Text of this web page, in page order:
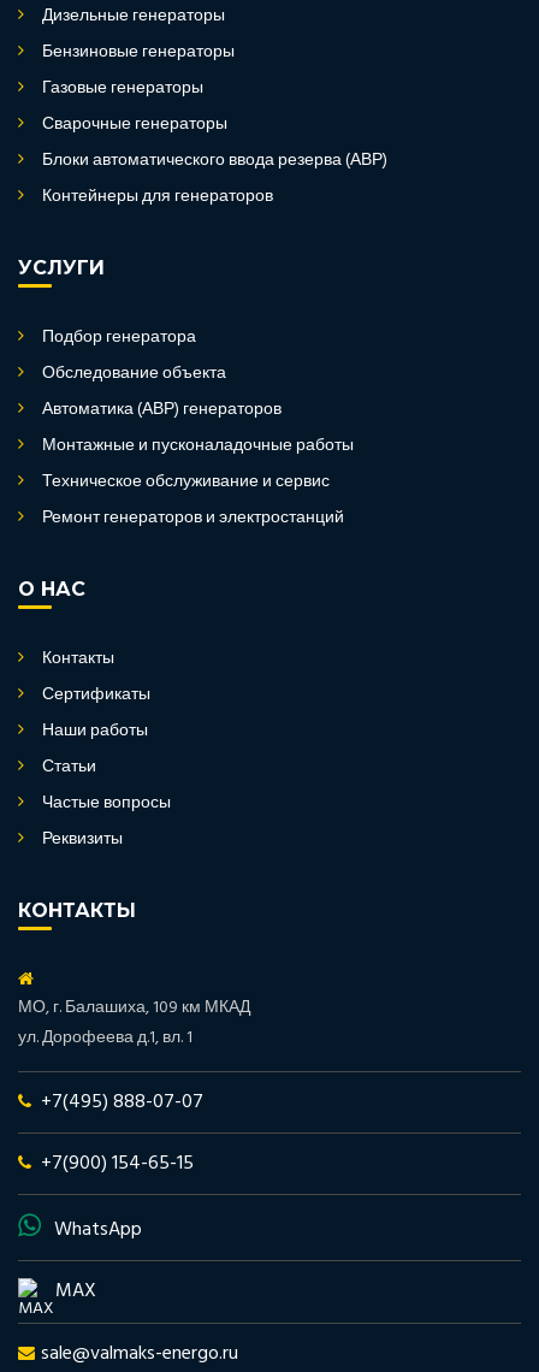
Дизельные генераторы
Бензиновые генераторы
Газовые генераторы
Сварочные генераторы
Блоки автоматического ввода резерва (АВР)
Контейнеры для генераторов
УСЛУГИ
Подбор генератора
Обследование объекта
Автоматика (АВР) генераторов
Монтажные и пусконаладочные работы
Техническое обслуживание и сервис
Ремонт генераторов и электростанций
О НАС
Контакты
Сертификаты
Наши работы
Статьи
Частые вопросы
Реквизиты
КОНТАКТЫ
МО, г. Балашиха, 109 км МКАД
ул. Дорофеева д.1, вл. 1
+7(495) 888-07-07
+7(900) 154-65-15
WhatsApp
MAX
sale@valmaks-energo.ru